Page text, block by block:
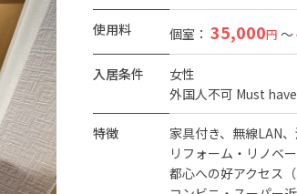
使用料 個室： 35,000円 ～
入居条件
女性
外国人不可 Must
特徴 家具付き 無線LAN
リフォーム・リノベ
都心への好アクセス